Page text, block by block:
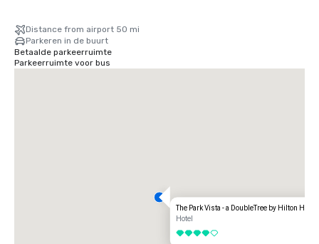
Distance from airport 50 mi
Parkeren in de buurt
Betaalde parkeerruimte
Parkeerruimte voor bus
The Park Vista - a DoubleTree by Hilton
Hotel
4 van 5